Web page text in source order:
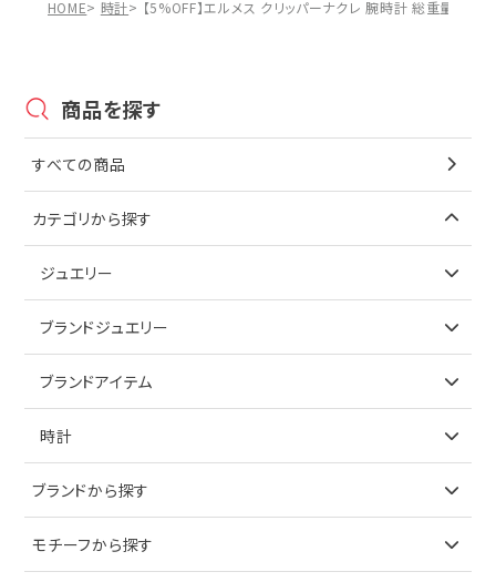
HOME 時計 【5%OFF】エルメス クリッパーナクレ 腕時計 総重量約
商品を探す
すべての商品
カテゴリから探す
ジュエリー
アイテムで探す
ブランドジュエリー
アイテムで探す
ブランドアイテム
アイテムで探す
時計
ブランドで探す
ブランドから探す
ティファニー
モチーフから探す